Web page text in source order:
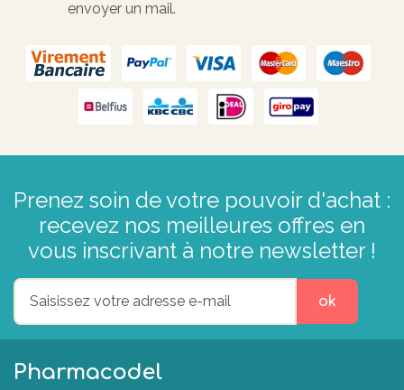
envoyer un mail.
Prenez soin de votre pouvoir d'achat :
recevez nos meilleures offres en
vous inscrivant à notre newsletter !
ok
Pharmacodel